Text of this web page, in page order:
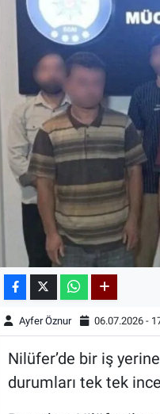
Ayfer Öznur 06.07.2026 -
Nilüfer’de bir iş
durumları tek tek
Sanat
Rüya